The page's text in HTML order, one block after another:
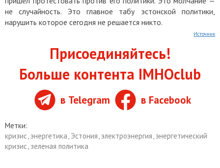
не случайность. Это главное табу эстонской политики,
нарушить которое сегодня не решается никто.
Источник
Присоединяйтесь!
Больше контента IMHOclub
в Telegram в Facebook
Метки:
кризис,энергетика, Эстония,электроэнергия,энергетический
кризис, зеленая политика